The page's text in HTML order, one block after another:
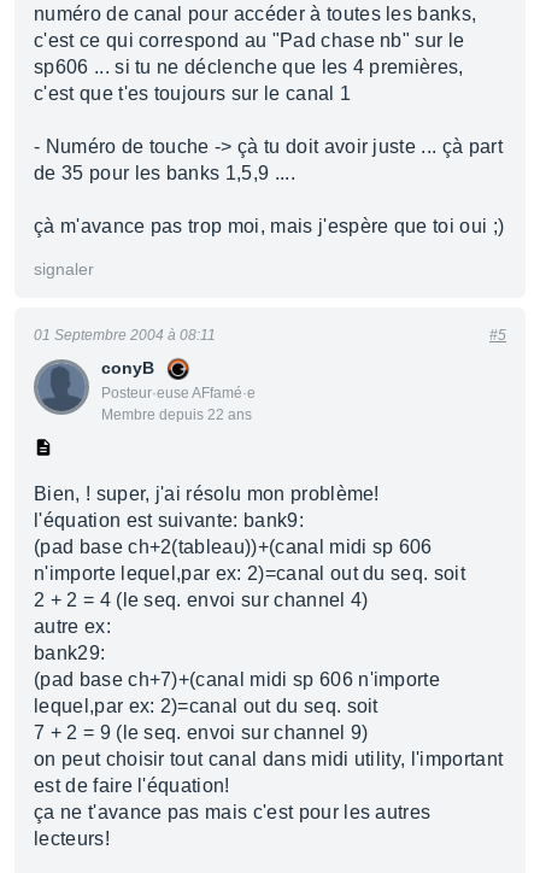
numéro de canal pour accéder à toutes les banks,
c'est ce qui correspond au "Pad chase nb" sur le
sp606 ... si tu ne déclenche que les 4 premières,
c'est que t'es toujours sur le canal 1
- Numéro de touche -> çà tu doit avoir juste ... çà part
de 35 pour les banks 1,5,9 ....
çà m'avance pas trop moi, mais j'espère que toi oui ;)
signaler
conyB
Posteur·euse AFfamé·e
Membre depuis 22 ans
01 Septembre 2004 à 08:11 #5
Bien, ! super, j'ai résolu mon problème!
l'équation est suivante: bank9:
(pad base ch+2(tableau))+(canal midi sp 606
n'importe lequel,par ex: 2)=canal out du seq. soit
2 + 2 = 4 (le seq. envoi sur channel 4)
autre ex:
bank29:
(pad base ch+7)+(canal midi sp 606 n'importe
lequel,par ex: 2)=canal out du seq. soit
7 + 2 = 9 (le seq. envoi sur channel 9)
on peut choisir tout canal dans midi utility, l'important
est de faire l'équation!
ça ne t'avance pas mais c'est pour les autres
lecteurs!